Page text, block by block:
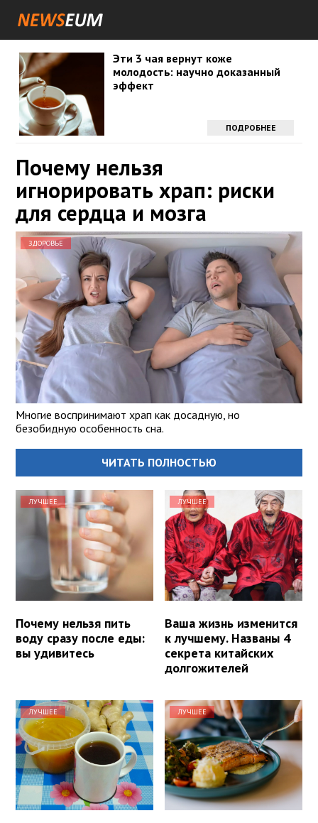
Эти 3 чая вернут коже
молодость: научно доказанный
эффект
ПОДРОБНЕЕ
Почему нельзя
игнорировать храп: риски
для сердца и мозга
ЗДОРОВЬЕ
Многие воспринимают храп как досадную, но
безобидную особенность сна.
ЧИТАТЬ ПОЛНОСТЬЮ
ЛУЧШЕЕ
Почему нельзя пить
воду сразу после еды:
вы удивитесь
ЛУЧШЕЕ
Ваша жизнь изменится
к лучшему. Названы 4
секрета китайских
долгожителей
ЛУЧШЕЕ ЛУЧШЕЕ